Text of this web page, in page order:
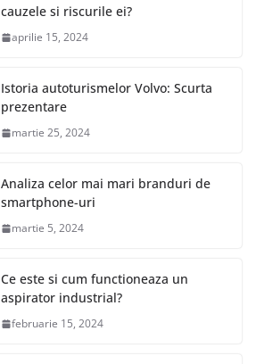
cauzele si riscurile ei?
aprilie 15, 2024
Istoria autoturismelor Volvo: Scurta
prezentare
martie 25, 2024
Analiza celor mai mari branduri de
smartphone-uri
martie 5, 2024
Ce este si cum functioneaza un
aspirator industrial?
februarie 15, 2024